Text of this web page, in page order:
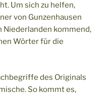
Um sich zu helfen,
von Gunzenhausen
Niederlanden kommend,
Wörter für die
des Originals
So kommt es,